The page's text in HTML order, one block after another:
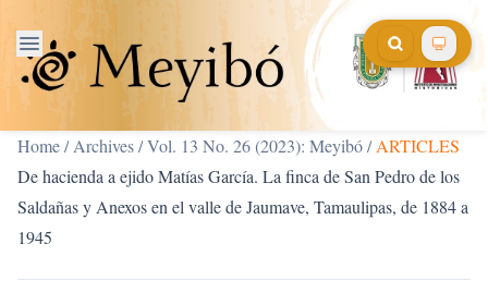
Home/ Archives/Vol. 13 No. 26 (2023): Meyibó/ ARTICLES
De hacienda a ejido Matías García. La finca de San Pedro de los
Saldañas y Anexos en el valle de Jaumave, Tamaulipas, de 1884 a
1945